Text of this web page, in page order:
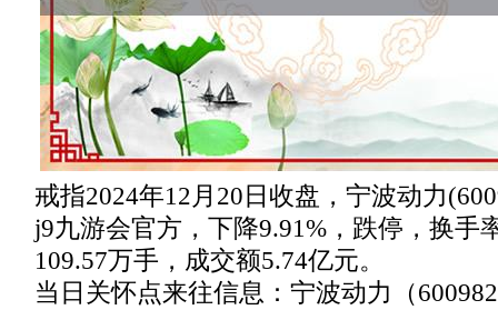
戒指2024年12月20日收盘，宁波动力
j9九游会官方，下降9.91%，跌停，换手
109.57万手，成交额5.74亿元。
当日关怀点来往信息：宁波动力（